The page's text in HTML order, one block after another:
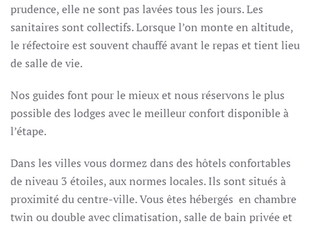
prudence, elle ne sont pas lavées tous les jours. Les
sanitaires sont collectifs. Lorsque l’on monte en altitude,
le réfectoire est souvent chauffé avant le repas et tient lieu
de salle de vie.
Nos guides font pour le mieux et nous réservons le plus
possible des lodges avec le meilleur confort disponible à
l’étape.
Dans les villes vous dormez dans des hôtels confortables
de niveau 3 étoiles, aux normes locales. Ils sont situés à
proximité du centre-ville. Vous êtes hébergés en chambre
twin ou double avec climatisation, salle de bain privée et